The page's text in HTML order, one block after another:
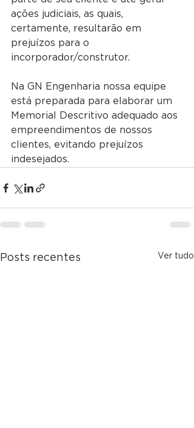
ações judiciais, as quais,
certamente, resultarão em
prejuízos para o
incorporador/construtor.
Na GN Engenharia nossa equipe
está preparada para elaborar um
Memorial Descritivo adequado aos
empreendimentos de nossos
clientes, evitando prejuízos
indesejados.
Posts recentes Ver tudo